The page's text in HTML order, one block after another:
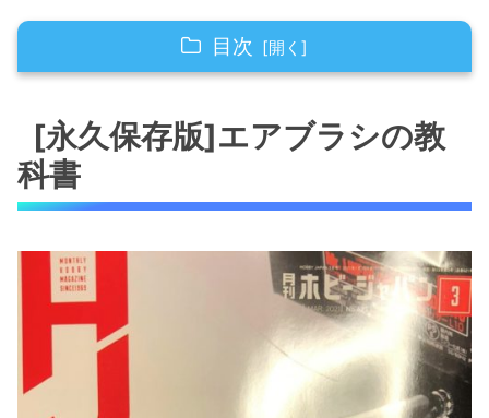
目次
巻頭特集 エアブラシの教科書項目
その１ ムラの無いソリッドな塗装
その３ ボケ足が魅力のグラデーション塗
その４ 実車さながらのグロスコート仕上
その５ 水性塗料とエアブラシ
[永久保存版]エアブラシの教
科書